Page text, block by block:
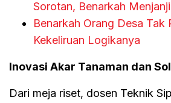
Sorotan, Benarkah
Benarkah Orang Desa Tak
Kekeliruan Logikanya
Inovasi Akar Tanaman dan
Dari meja riset, dosen Teknik